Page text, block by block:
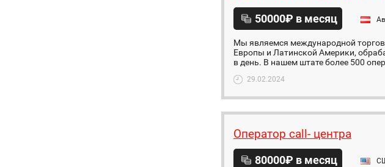
50000₽ в месяц
Мы являемся международной
Европы и Латинской Америки,
в день. В нашем штате более 500
29.02.2024
Оператор call- центра
80000₽ в месяц